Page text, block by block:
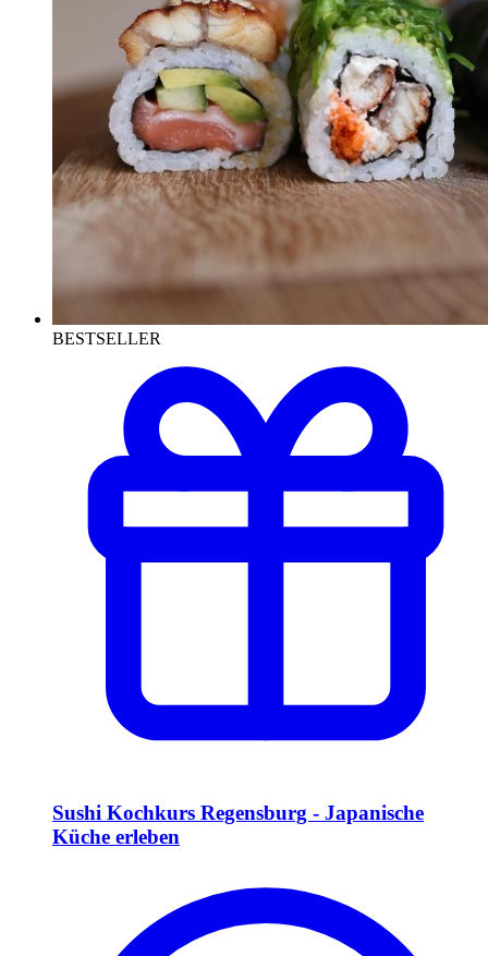
BESTSELLER
Sushi Kochkurs Regensburg - Japanische
Küche erleben